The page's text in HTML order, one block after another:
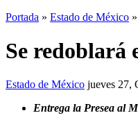
Portada » Estado de México
Se redoblará
Estado de México jueves 27,
Entrega la Presea al